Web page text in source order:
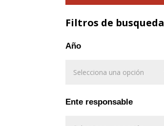
Filtros de busqueda
Año
Ente responsable